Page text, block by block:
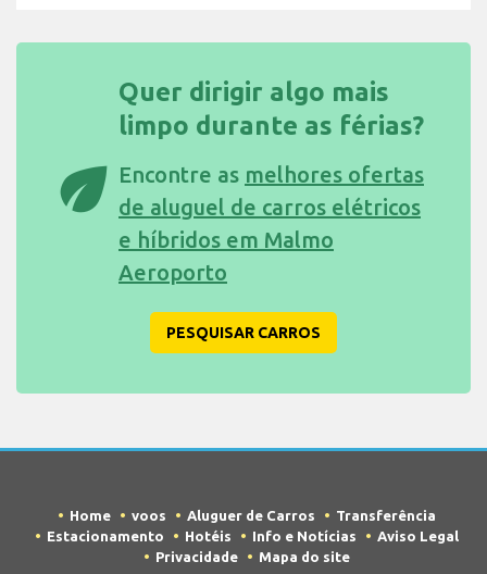
eco
Quer dirigir algo mais
limpo durante as férias?
Encontre as melhores ofertas
de aluguel de carros elétricos
e híbridos em Malmo
Aeroporto
PESQUISAR CARROS
Home voos Aluguer de Carros
Transferência
Estacionamento
Hotéis Info e Notícias
Aviso Legal
Privacidade
Mapa do site